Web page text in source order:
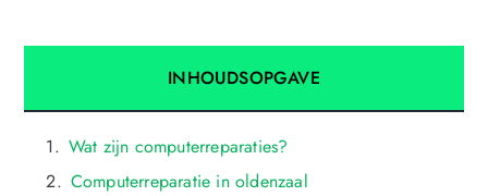
INHOUDSOPGAVE
Wat zijn computerreparaties?
Computerreparatie in oldenzaal